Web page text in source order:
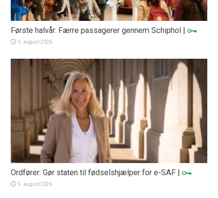
Første halvår: Færre passagerer gennem Schiphol |
5. august 2026
Ordfører: Gør staten til fødselshjælper for e-SAF |
5. august 2026